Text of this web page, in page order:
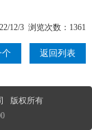
12/3 浏览次数：1361
个 返回列表
版权所有